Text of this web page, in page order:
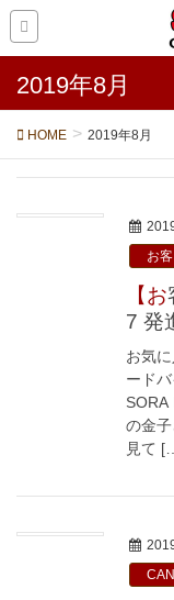
2019年8月
HOME 2019年8月
お
【お客さん】ビアンキ ビアニローネ
7 発
お気
ード
SORA
の金
見て